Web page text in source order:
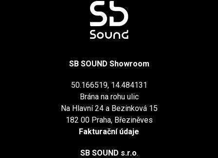
SB SOUND Showroom
50.166519, 14.484131
Brána na rohu ulic
Na Hlavní 24 a Bezinková 15
182 00 Praha, Březiněves
Fakturační údaje
SB SOUND s.r.o.